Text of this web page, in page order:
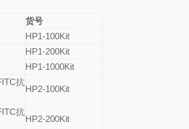
货号
HP1-100Kit
HP1-200Kit
HP1-1000Kit
抗
HP2-100Kit
抗
HP2-200Kit